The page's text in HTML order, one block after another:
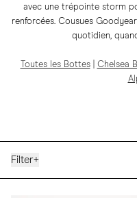
avec une trépointe storm
renforcées. Cousues
quotidien,
Toutes les Bottes| Chelsea
Filter+